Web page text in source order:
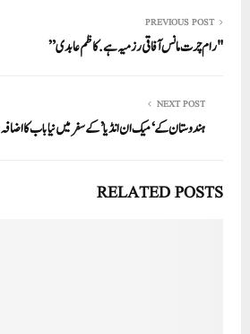
A
pp
ok
r
In PREVIOUS POST
"رام چرت مانس آفاقی رزمیہ ہے. کاظم عابدی”
NEXT POST
ہندوستان کے ‘ میک ان انڈیا’ کے سفر میں نیا باب کا اضافہ
RELATED POSTS